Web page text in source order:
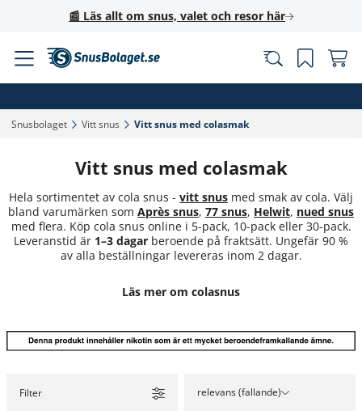
📰 Läs allt om snus, valet och resor här
Snusbolaget‎ Vitt snus‎ Vitt snus med colasmak‎
Vitt snus med colasmak
Hela sortimentet av cola snus - vitt snus med smak av cola. Välj
bland varumärken som Après snus, 77 snus, Helwit, nued snus
med flera. Köp cola snus online i 5-pack, 10-pack eller 30-pack.
Leveranstid är 1–3 dagar beroende på fraktsätt. Ungefär 90 %
av alla beställningar levereras inom 2 dagar.
Läs mer om colasnus
Filter relevans (fallande)